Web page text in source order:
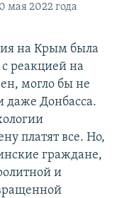
мая 2022 года
на Крым была
реакцией на
могло бы не
даже Донбасса.
платят все. Но,
граждане,
и